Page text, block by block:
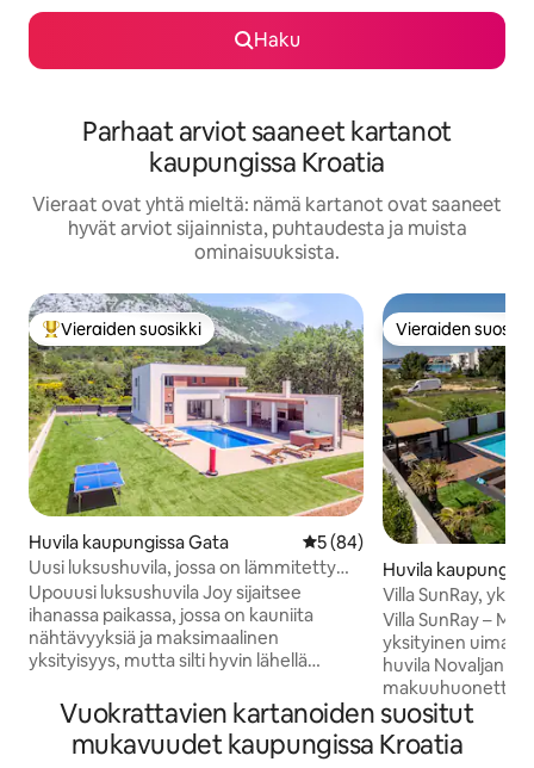
Haku
Parhaat arviot saaneet kartanot
kaupungissa Kroatia
Vieraat ovat yhtä mieltä: nämä kartanot ovat saaneet
hyvät arviot sijainnista, puhtaudesta ja muista
ominaisuuksista.
Vieraiden suosikkien parhaimmistoa
Vieraiden suosikki
Huvila kaupungissa Gata Keskimääräinen arvio 5/5,
5 (84)
Uusi luksushuvila, jossa on lämmitetty
uima-allas ja poreallas!
Upouusi luksushuvila Joy sijaitsee
ihanassa paikassa, jossa on kauniita
nähtävyyksiä ja maksimaalinen
yksityisyys, mutta silti hyvin lähellä
Huvila on äskettäin rakennettu
maksimaalisen mukavuuden ja
ylellisyyden takaamiseksi, ja siinä on 4
Vieraiden
Vieraiden
Huvila
Villa SunRay,
poreallas ja sauna
Villa SunRay –
yksityinen uima-allas
huvila Novaljan
makuuhuonetta
ihanteellinen
Vierailla on
allas, tilava
Vuokrattavien kartanoiden suositut
mukavuudet kaupungissa Kroatia